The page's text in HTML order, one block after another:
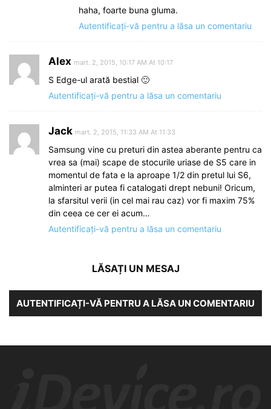
haha, foarte buna gluma.
Autentificați-vă pentru a lăsa un comentariu
Alex mart. 2, 2015, 10:17 AM At 10:17
S Edge-ul arată bestial 🙂
Autentificați-vă pentru a lăsa un comentariu
Jack mart. 2, 2015, 11:33 AM At 11:33
Samsung vine cu preturi din astea aberante pentru ca
vrea sa (mai) scape de stocurile uriase de S5 care in
momentul de fata e la aproape 1/2 din pretul lui S6,
alminteri ar putea fi catalogati drept nebuni! Oricum,
la sfarsitul verii (in cel mai rau caz) vor fi maxim 75%
din ceea ce cer ei acum…
Autentificați-vă pentru a lăsa un comentariu
LĂSAȚI UN MESAJ
AUTENTIFICAȚI-VĂ PENTRU A LĂSA UN COMENTARIU